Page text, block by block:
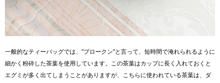
一般的なティーバッグでは、"ブロークン"と言って、短時間で淹れられるように
細かく粉砕した茶葉を使用しています。この茶葉はカップに長く入れておくと
エグミが多く出てしまうことがありますが、こちらに使われている茶葉は、ダ